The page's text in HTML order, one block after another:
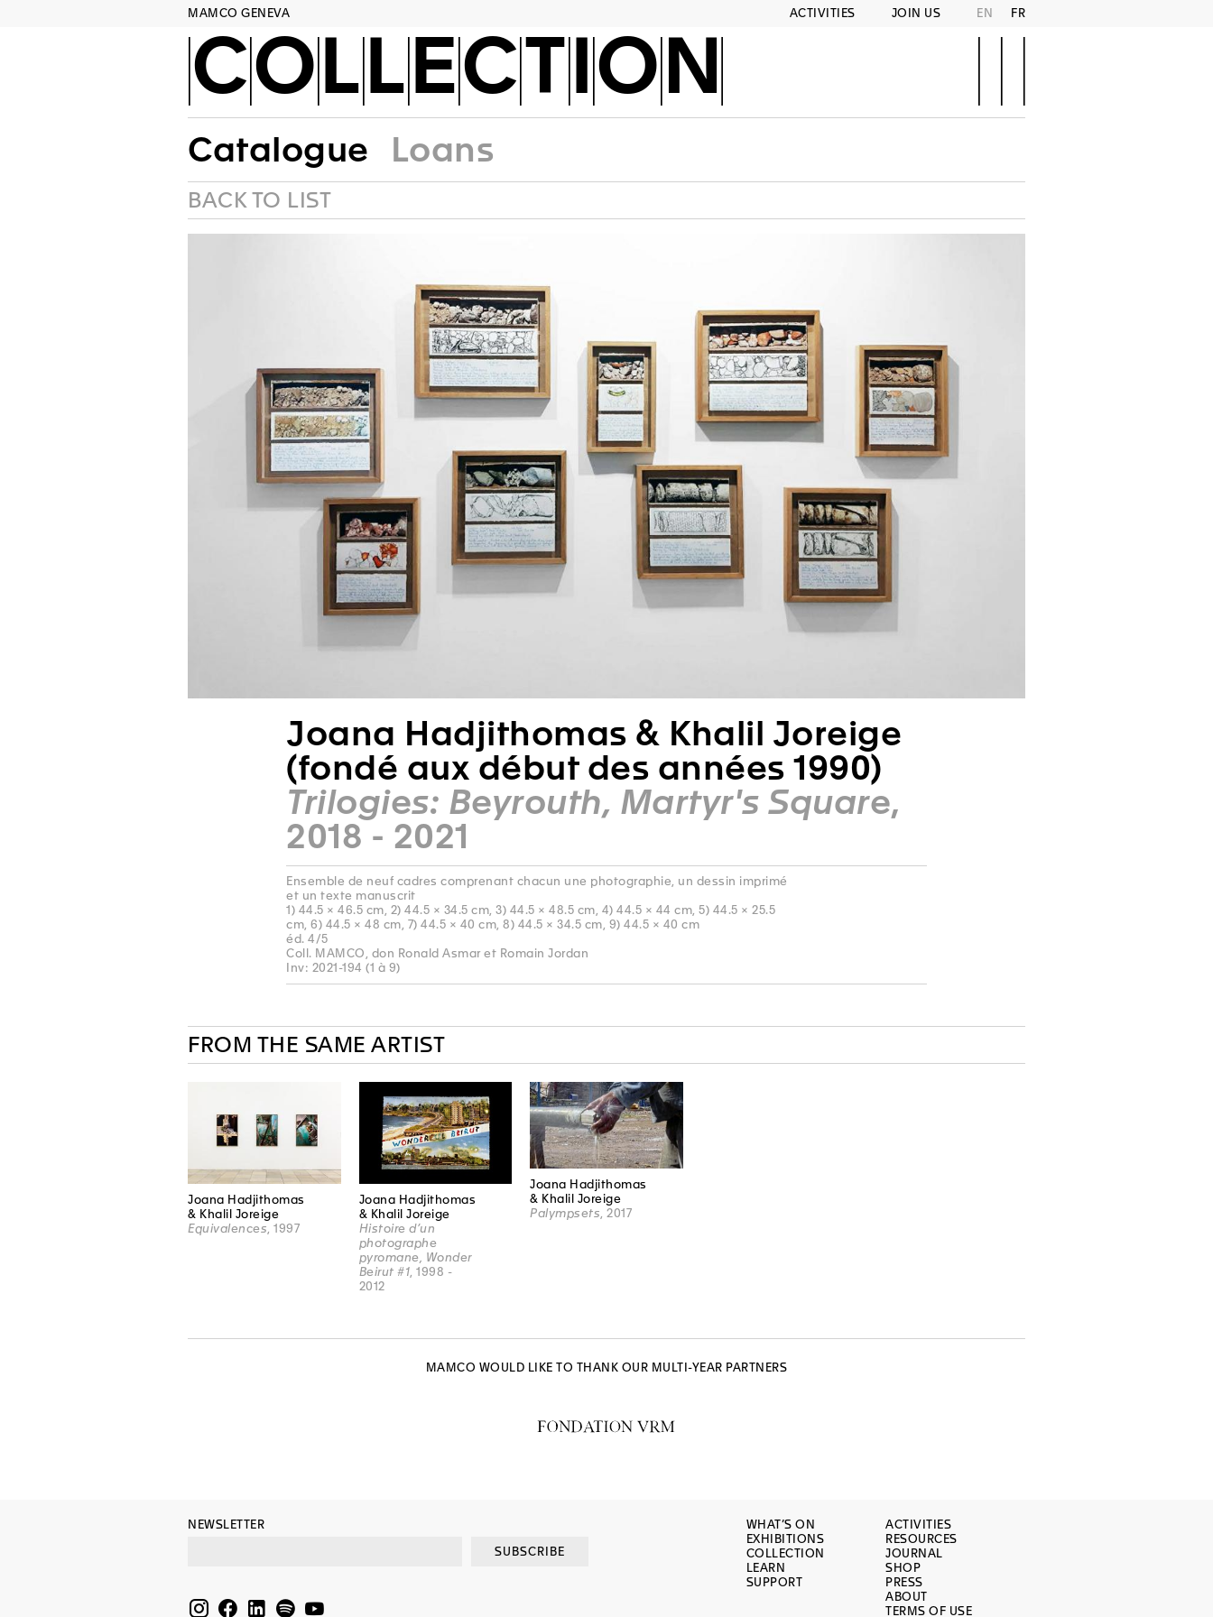
MAMCO GENEVA ACTIVITIES JOIN US EN FR
COLLECTION
Catalogue Loans
BACK TO LIST
Joana Hadjithomas & Khalil Joreige
(fondé aux début des années 1990)
Trilogies: Beyrouth, Martyr's Square,
2018 - 2021
Ensemble de neuf cadres comprenant chacun une photographie, un dessin imprimé
et un texte manuscrit
1) 44.5 × 46.5 cm, 2) 44.5 × 34.5 cm, 3) 44.5 × 48.5 cm, 4) 44.5 × 44 cm, 5) 44.5 × 25.5
cm, 6) 44.5 × 48 cm, 7) 44.5 × 40 cm, 8) 44.5 × 34.5 cm, 9) 44.5 × 40 cm
éd. 4/5
Coll. MAMCO, don Ronald Asmar et Romain Jordan
Inv: 2021-194 (1 à 9)
FROM THE SAME ARTIST
Joana Hadjithomas
& Khalil Joreige
Equivalences, 1997
Joana Hadjithomas
& Khalil Joreige
Histoire d’un
photographe
pyromane, Wonder
Beirut #1, 1998 -
2012
Joana Hadjithomas
& Khalil Joreige
Palympsets , 2017
MAMCO WOULD LIKE TO THANK OUR MULTI-YEAR PARTNERS
NEWSLETTER
SUBSCRIBE
WHAT’S ON
EXHIBITIONS
COLLECTION
LEARN
SUPPORT
ACTIVITIES
RESOURCES
JOURNAL
SHOP
PRESS
ABOUT
TERMS OF USE